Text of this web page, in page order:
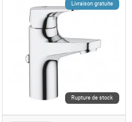
Livraison gratuite
Rupture de stock